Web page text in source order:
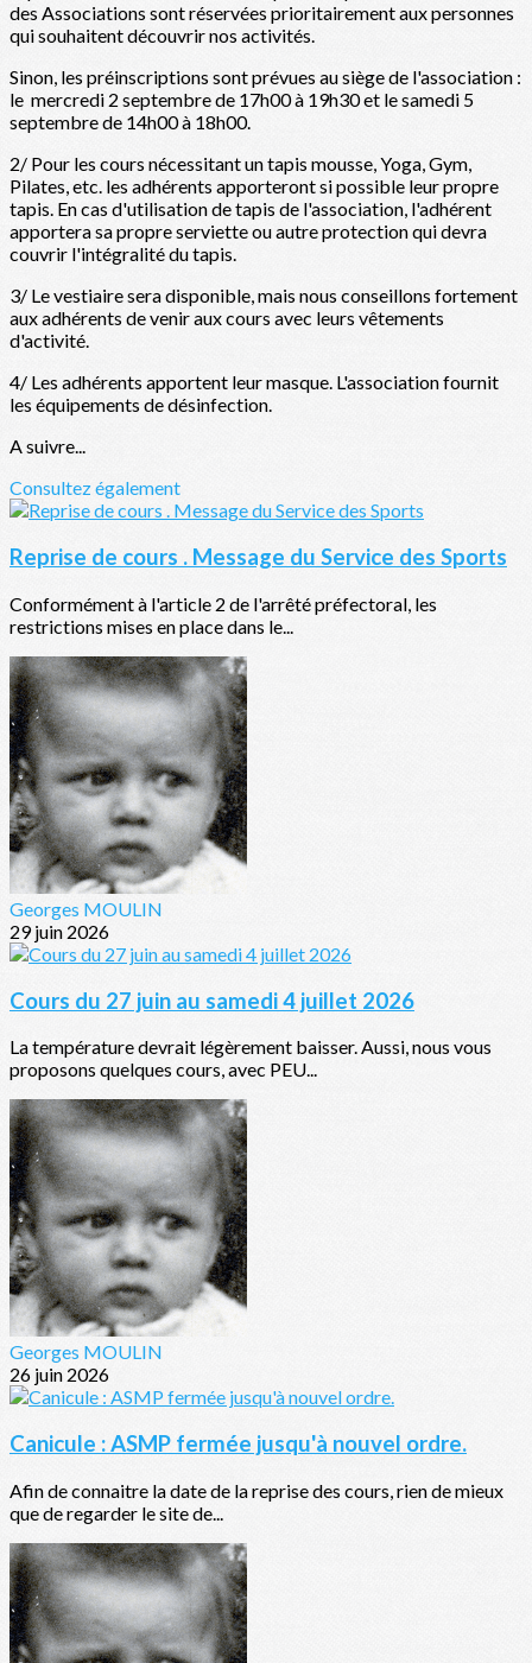
des Associations sont réservées prioritairement aux personnes
qui souhaitent découvrir nos activités.
Sinon, les préinscriptions sont prévues au siège de l'association :
le mercredi 2 septembre de 17h00 à 19h30 et le samedi 5
septembre de 14h00 à 18h00.
2/ Pour les cours nécessitant un tapis mousse, Yoga, Gym,
Pilates, etc. les adhérents apporteront si possible leur propre
tapis. En cas d'utilisation de tapis de l'association, l'adhérent
apportera sa propre serviette ou autre protection qui devra
couvrir l'intégralité du tapis.
3/ Le vestiaire sera disponible, mais nous conseillons fortement
aux adhérents de venir aux cours avec leurs vêtements
d'activité.
4/ Les adhérents apportent leur masque. L'association fournit
les équipements de désinfection.
A suivre...
Consultez également
Reprise de cours . Message du Service des Sports
Conformément à l'article 2 de l'arrêté préfectoral, les
restrictions mises en place dans le...
Georges MOULIN
29 juin 2026
Cours du 27 juin au samedi 4 juillet 2026
La température devrait légèrement baisser. Aussi, nous vous
proposons quelques cours, avec PEU...
Georges MOULIN
26 juin 2026
Canicule : ASMP fermée jusqu'à nouvel ordre.
Afin de connaitre la date de la reprise des cours, rien de mieux
que de regarder le site de...